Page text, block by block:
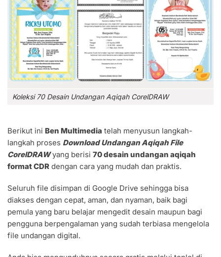
Koleksi 70 Desain Undangan Aqiqah CorelDRAW
Berikut ini Ben Multimedia telah menyusun langkah-
langkah proses Download Undangan Aqiqah File
CorelDRAWyang berisi 70 desain undangan aqiqah
format CDR dengan cara yang mudah dan praktis.
Seluruh file disimpan di Google Drive sehingga bisa
diakses dengan cepat, aman, dan nyaman, baik bagi
pemula yang baru belajar mengedit desain maupun bagi
pengguna berpengalaman yang sudah terbiasa mengelola
file undangan digital.